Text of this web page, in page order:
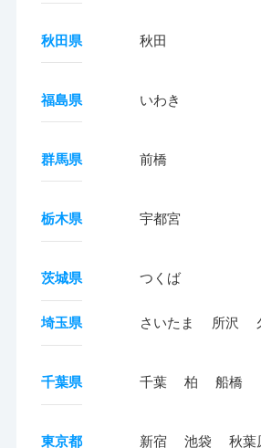
秋田県 秋田
福島県 いわき
群馬県 前橋
栃木県 宇都宮
茨城県 つくば
埼玉県 さいたま 所沢
千葉県 千葉 柏 船橋
東京都 新宿 池袋 秋葉